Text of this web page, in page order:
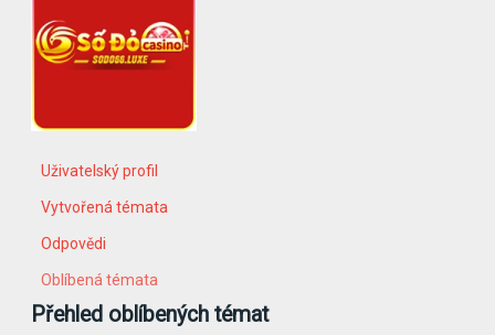
Uživatelský profil
Vytvořená témata
Odpovědi
Oblíbená témata
Přehled oblíbených témat